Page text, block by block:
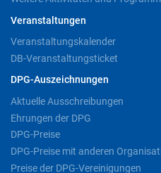
Veranstaltungen
Veranstaltungskalender
DB-Veranstaltungsticket
DPG-Auszeichnungen
Aktuelle Ausschreibungen
Ehrungen der DPG
DPG-Preise
DPG-Preise mit anderen
Preise der DPG-Vereinigungen